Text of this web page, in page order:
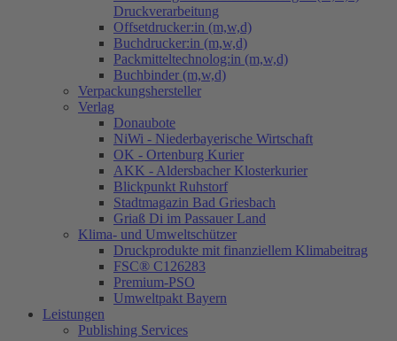
Druckverarbeitung
Offsetdrucker:in (m,w,d)
Buchdrucker:in (m,w,d)
Packmitteltechnolog:in (m,w,d)
Buchbinder (m,w,d)
Verpackungs​hersteller
Verlag
Donaubote
NiWi - Niederbayerische Wirtschaft
OK - Ortenburg Kurier
AKK - Aldersbacher Klosterkurier
Blickpunkt Ruhstorf
Stadtmagazin Bad Griesbach
Griaß Di im Passauer Land
Klima- und Umweltschützer
Druckprodukte mit finanziellem Klimabeitrag
FSC® C126283
Premium-PSO
Umweltpakt Bayern
Leistungen
Publishing Services